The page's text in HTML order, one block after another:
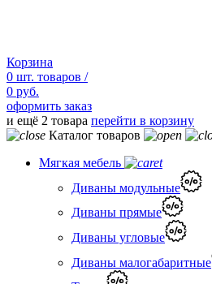
Корзина
0 шт. товаров /
0 руб.
оформить заказ
и ещё 2 товара перейти в корзину
Каталог товаров
Мягкая мебель
Диваны модульные
Диваны прямые
Диваны угловые
Диваны малогабаритные